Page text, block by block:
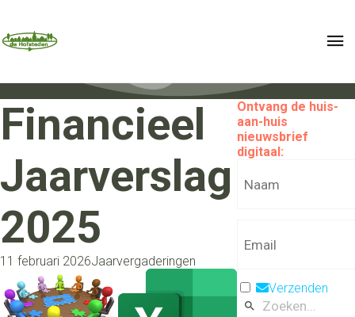
Financieel
Jaarverslag
2025
11 februari 2026Jaarvergaderingen
Ontvang de huis-
aan-huis
nieuwsbrief
digitaal:
Verzenden